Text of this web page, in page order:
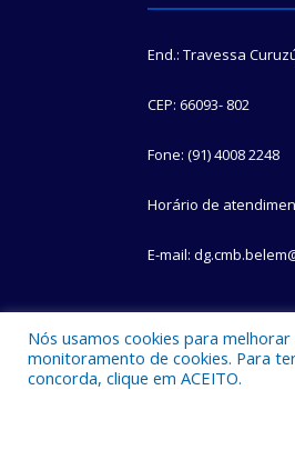
End.: Travessa
CEP: 66093- 802
Fone: (91) 4008 2248
Horário de
E-mail:
Nós usamos cookies para
monitoramento de cookies. Para
concorda, clique em ACEITO.